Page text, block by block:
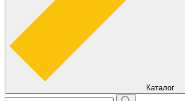
Каталог